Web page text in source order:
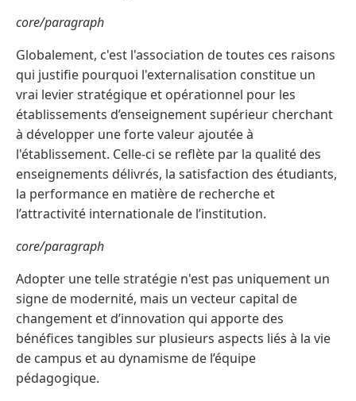
core/paragraph
Globalement, c'est l'association de toutes ces raisons
qui justifie pourquoi l'externalisation constitue un
vrai levier stratégique et opérationnel pour les
établissements d’enseignement supérieur cherchant
à développer une forte valeur ajoutée à
l'établissement. Celle-ci se reflète par la qualité des
enseignements délivrés, la satisfaction des étudiants,
la performance en matière de recherche et
l’attractivité internationale de l’institution.
core/paragraph
Adopter une telle stratégie n'est pas uniquement un
signe de modernité, mais un vecteur capital de
changement et d’innovation qui apporte des
bénéfices tangibles sur plusieurs aspects liés à la vie
de campus et au dynamisme de l’équipe
pédagogique.